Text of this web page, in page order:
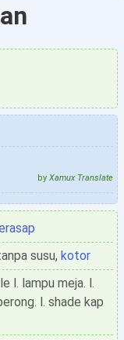
by Xamux Translate
susu, kotor
l. lampu meja. l.
l. shade kap